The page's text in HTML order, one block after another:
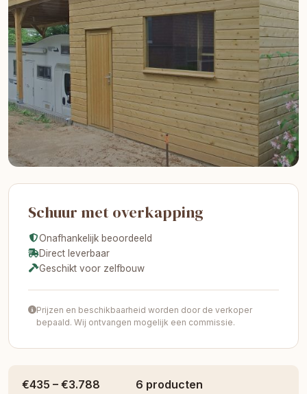
Schuur met overkapping
Onafhankelijk beoordeeld
Direct leverbaar
Geschikt voor zelfbouw
Prijzen en beschikbaarheid worden door de verkoper
bepaald. Wij ontvangen mogelijk een commissie.
€435 – €3.788 6 producten